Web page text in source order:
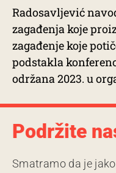
Radosavljević
zagađenja koje
zagađenje koje
podstakla
održana 2023. u
Podržite
Smatramo da je